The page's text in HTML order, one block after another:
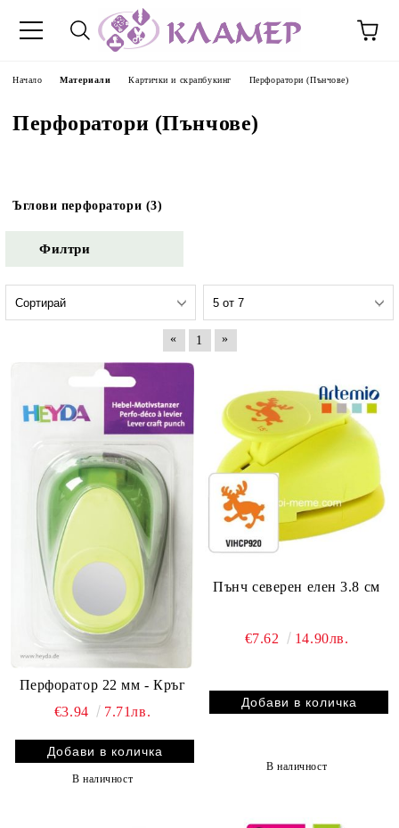
Начало Материали Картички и скрапбукинг Перфоратори (Пънчове)
Перфоратори (Пънчове)
Ъглови перфоратори (3)
Филтри
« 1 »
Перфоратор 22 мм - Кръг
€3.94
7.71лв.
В наличност
Пънч северен елен 3.8 см
€7.62 14.90лв.
В наличност